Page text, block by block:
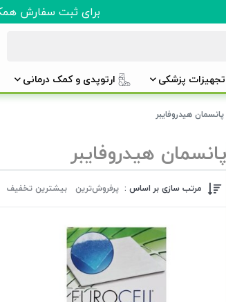
برای ثبت سفارش
تجهیزات پزشکی ارتوپدی و کمک درمانی
پانسمان هیدروفایبر
پانسمان هیدروفایبر
مرتب سازی بر اساس : پرفروش‌ترین‌ بیشترین تخفیف